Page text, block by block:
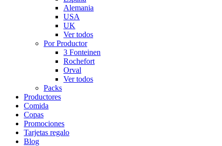
Alemania
USA
UK
Ver todos
Por Productor
3 Fonteinen
Rochefort
Orval
Ver todos
Packs
Productores
Comida
Copas
Promociones
Tarjetas regalo
Blog